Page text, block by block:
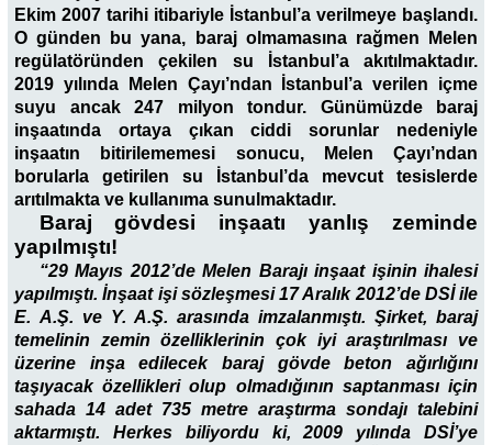
Ekim 2007 tarihi itibariyle İstanbul’a verilmeye başlandı.
O günden bu yana, baraj olmamasına rağmen Melen
regülatöründen çekilen su İstanbul’a akıtılmaktadır.
2019 yılında Melen Çayı’ndan İstanbul’a verilen içme
suyu ancak 247 milyon tondur. Günümüzde baraj
inşaatında ortaya çıkan ciddi sorunlar nedeniyle
inşaatın bitirilememesi sonucu, Melen Çayı’ndan
borularla getirilen su İstanbul’da mevcut tesislerde
arıtılmakta ve kullanıma sunulmaktadır.
Baraj gövdesi inşaatı yanlış zeminde
yapılmıştı!
“29 Mayıs 2012’de Melen Barajı inşaat işinin ihalesi
yapılmıştı. İnşaat işi sözleşmesi 17 Aralık 2012’de DSİ ile
E. A.Ş. ve Y. A.Ş. arasında imzalanmıştı. Şirket, baraj
temelinin zemin özelliklerinin çok iyi araştırılması ve
üzerine inşa edilecek baraj gövde beton ağırlığını
taşıyacak özellikleri olup olmadığının saptanması için
sahada 14 adet 735 metre araştırma sondajı talebini
aktarmıştı. Herkes biliyordu ki, 2009 yılında DSİ’ye